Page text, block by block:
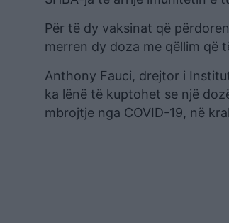
Për të dy vaksinat që
merren dy doza me qëllim që
Anthony Fauci, drejtor i
ka lënë të kuptohet se një
mbrojtje nga COVID-19, në